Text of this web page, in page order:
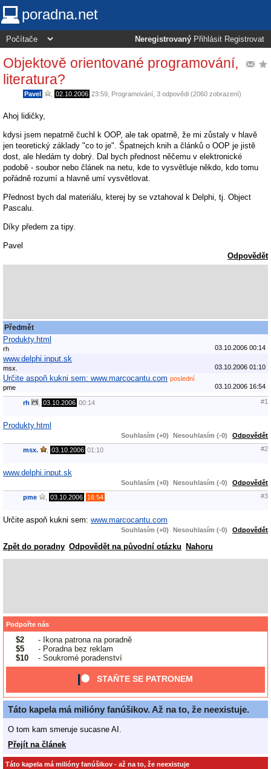
poradna.net
Neregistrovaný Přihlásit Registrovat
Objektově orientované programování,
literatura?
Pavel 02.10.2006 23:59 Programování , 3 odpovědi (2060 zobrazení)
Ahoj lidičky,
kdysi jsem nepatrně čuchl k OOP, ale tak opatrně, že mi zůstaly v hlavě
jen teoretický základy "co to je". Špatnejch knih a článků o OOP je jistě
dost, ale hledám ty dobrý. Dal bych přednost něčemu v elektronické
podobě - soubor nebo článek na netu, kde to vysvětluje někdo, kdo tomu
pořádně rozumí a hlavně umí vysvětlovat.
Přednost bych dal materiálu, kterej by se vztahoval k Delphi, tj. Object
Pascalu.
Díky předem za tipy.
Pavel
Odpovědět
Předmět
Produkty.html
rh 03.10.2006 00:14
www.delphi.input.sk
msx. 03.10.2006 01:10
Určite aspoň kukni sem: www.marcocantu.com poslední
pme
03.10.2006 16:54
rh 03.10.2006 00:14 #1
Produkty.html
Souhlasím (+0) Nesouhlasím (-0) Odpovědět
msx. 03.10.2006 01:10 #2
www.delphi.input.sk
Souhlasím (+0) Nesouhlasím (-0) Odpovědět
pme 03.10.2006 16:54 #3
Určite aspoň kukni sem: www.marcocantu.com
Souhlasím (+0) Nesouhlasím (-0) Odpovědět
Zpět do poradny Odpovědět na původní otázku Nahoru
Podpořte nás
$2
- Ikona patrona na poradně
$5
- Poradna bez reklam
$10
- Soukromé poradenství
STAŇTE SE PATRONEM
Táto kapela má milióny fanúšikov. Až na to, že neexistuje.
O tom kam smeruje sucasne AI.
Přejít na článek
Táto kapela má milióny fanúšikov - až na to, že neexistuje